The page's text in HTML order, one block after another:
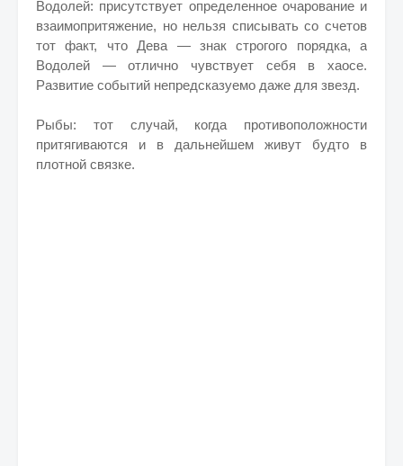
Водолей: присутствует определенное очарование и
взаимопритяжение, но нельзя списывать со счетов
тот факт, что Дева — знак строгого порядка, а
Водолей — отлично чувствует себя в хаосе.
Развитие событий непредсказуемо даже для звезд.
Рыбы: тот случай, когда противоположности
притягиваются и в дальнейшем живут будто в
плотной связке.